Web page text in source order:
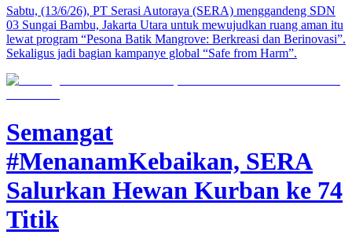
Sabtu, (13/6/26), PT Serasi Autoraya (SERA) menggandeng SDN
03 Sungai Bambu, Jakarta Utara untuk mewujudkan ruang aman itu
lewat program “Pesona Batik Mangrove: Berkreasi dan Berinovasi”.
Sekaligus jadi bagian kampanye global “Safe from Harm”.
Semangat
#MenanamKebaikan, SERA
Salurkan Hewan Kurban ke 74
Titik